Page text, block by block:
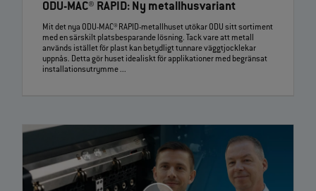
ODU-MAC® RAPID: Ny metallhusvariant
Mit det nya ODU-MAC® RAPID-metallhuset utökar ODU sitt sortiment
med en särskilt platsbesparande lösning. Tack vare att metall
används istället för plast kan betydligt tunnare väggtjocklekar
uppnås. Detta gör huset idealiskt för applikationer med begränsat
installationsutrymme ...